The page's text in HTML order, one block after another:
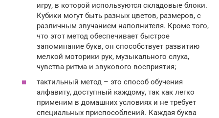
игру, в которой используются складовые блоки.
Кубики могут быть разных цветов, размеров, с
различным звучанием наполнителя. Кроме того,
что этот метод обеспечивает быстрое
запоминание букв, он способствует развитию
мелкой моторики рук, музыкального слуха,
чувства ритма и звукового восприятия;
тактильный метод – это способ обучения
алфавиту, доступный каждому, так как легко
применим в домашних условиях и не требует
специальных приспособлений. Каждая буква